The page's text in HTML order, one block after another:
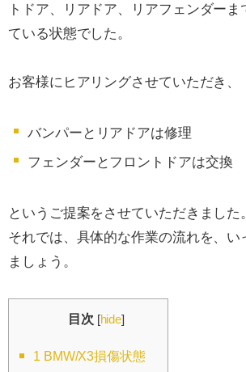
トドア、リアドア、リアフェンダーま
ている状態でした。
お客様にヒアリングさせていただき、
バンパーとリアドアは修理
フェンダーとフロントドアは交換
というご提案をさせていただきました。
それでは、具体的な作業の流れを、い
ましょう。
目次 [hide]
1 BMW/X3損傷状態